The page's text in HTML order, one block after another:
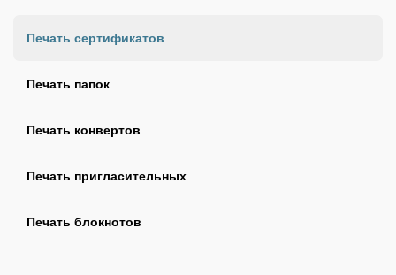
Печать сертификатов
Печать папок
Печать конвертов
Печать пригласительных
Печать блокнотов